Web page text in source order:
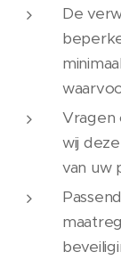
De
Vragen
wij
van uw